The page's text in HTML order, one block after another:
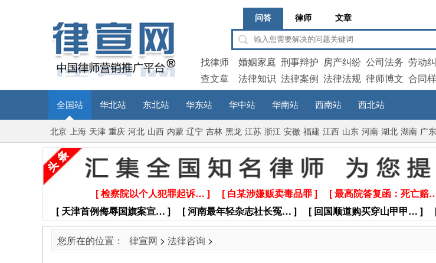
问答 律师 文章
找律师 婚姻家庭 刑事辩护 房产纠纷 公司法务 劳动
查文章
法律知识 法律案例 法律法规 律师博文 合同
全国站 华北站 东北站 华东站 华中站 华南站 西南站 西北站
北京 上海 天津 重庆 河北 山西 内蒙 辽宁 吉林 黑龙 江苏 浙江 安徽 福建 江西 山东 河南 湖北 湖南 广东
[ 检察院以个人犯罪起诉… ] [ 白某涉嫌贩卖毒品罪 ] [ 最高院答复函：死亡赔
[ 天津首例侮辱国旗案宣… ]
[ 河南最年轻杂志社长冤… ] [ 回国顺道购买穿山甲甲… ]
您所在的位置： 律宣网 > 法律咨询 >